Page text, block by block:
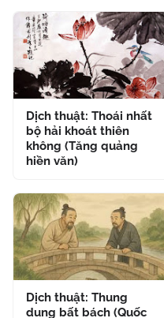
Dịch thuật: Thoái nhất
bộ hải khoát thiên
không (Tăng quảng
hiền văn)
Dịch thuật: Thung
dung bất bách (Quốc